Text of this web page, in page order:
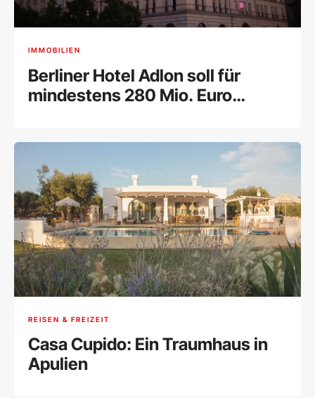
IMMOBILIEN
Berliner Hotel Adlon soll für
mindestens 280 Mio. Euro
REISEN & FREIZEIT
Casa Cupido: Ein Traumhaus in
Apulien